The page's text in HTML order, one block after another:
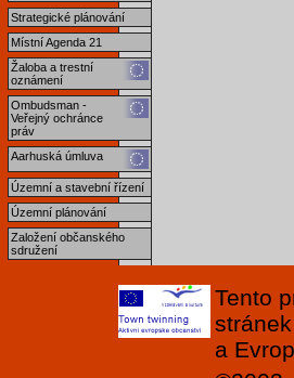
Strategické plánování
Místní Agenda 21
Žaloba a trestní
oznámení
Ombudsman -
Veřejný ochránce
práv
Aarhuská úmluva
Územní a stavební řízení
Územní plánování
Založení občanského
sdružení
Tento
a